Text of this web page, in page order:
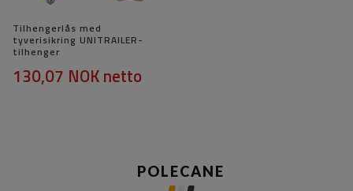
Tilhengerlås med
tyverisikring UNITRAILER-
tilhenger
130,07 NOKnetto
POLECANE